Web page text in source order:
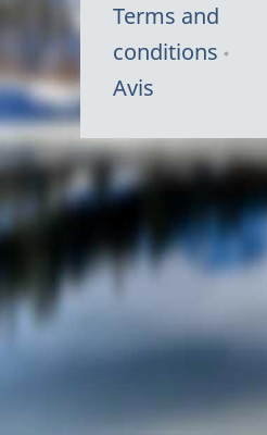
Terms and
conditions
Avis